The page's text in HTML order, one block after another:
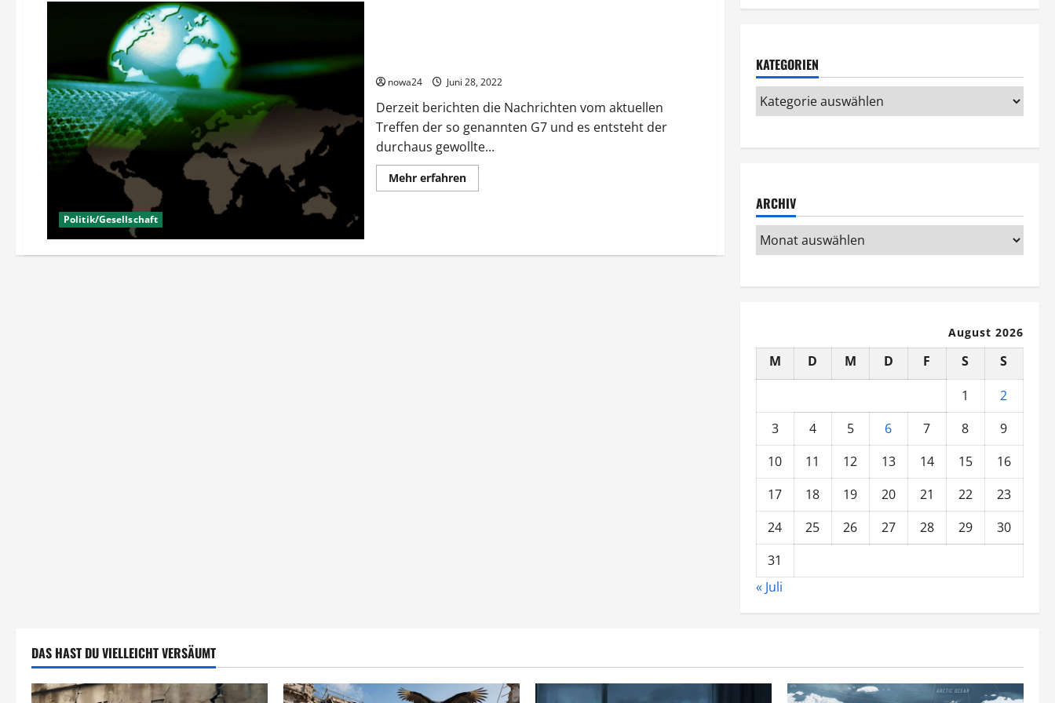
Politik/Gesellschaft
nowa24 Juni 28, 2022
Derzeit berichten die Nachrichten vom aktuellen
Treffen der so genannten G7 und es entsteht der
durchaus gewollte...
Mehr erfahrenMehr
Informationen
geht
KATEGORIEN
ARCHIV
August 2026
M D M D F S
S
1
2
3
4 5 6 7 8
9
10
11 12 13 14 15
16
17
18 19 20 21 22
23
24
25 26 27 28 29
30
31
« Juli
DAS HAST DU VIELLEICHT VERSÄUMT